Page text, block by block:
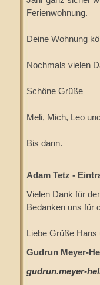
Ferienwohnung.
Deine Wohnung
Nochmals vielen
Schöne Grüße
Meli, Mich, Leo
Bis dann.
Adam Tetz -
Vielen Dank für
Bedanken uns für
Liebe Grüße Hans
Gudrun Meyer-
gudrun.meyer-